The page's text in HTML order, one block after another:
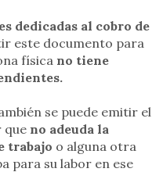
dedicadas al cobro de
este documento para
física no tiene
se puede emitir el
que no adeuda la
trabajo o alguna otra
para su labor en ese